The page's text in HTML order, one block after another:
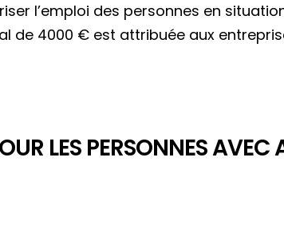
l’emploi des personnes en
de 4000 € est attribuée aux
LES PERSONNES AVEC